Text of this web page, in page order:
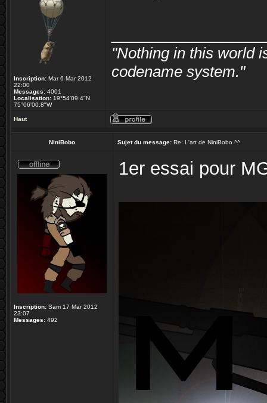
Inscription: Mar 6 Mar 2012
22:00
Messages: 4001
Localisation: 19°54'09.4"N
75°06'00.8"W
"Nothing in this world
codename system."
Haut
NiniBobo Sujet du message: Re: L'art de NiniBobo ^^
Inscription: Sam 17 Mar 2012
23:07
Messages: 492
1er essai pour